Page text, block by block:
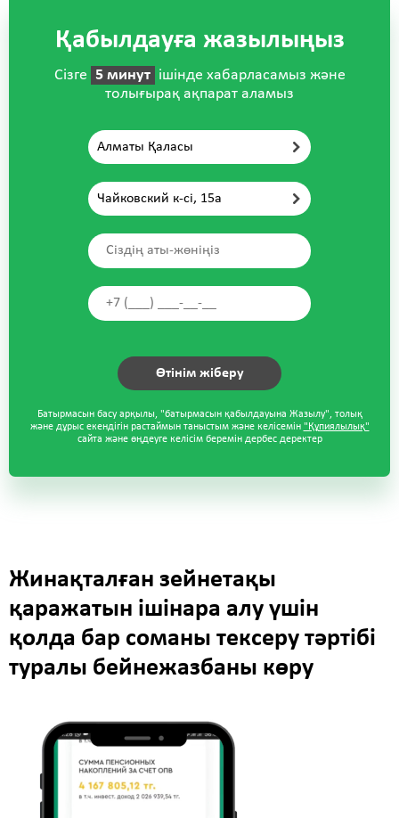
Қабылдауға жазылыңыз
Сізге 5 минут ішінде хабарласамыз және
толығырақ ақпарат аламыз
Алматы Қаласы
Чайковский к-сі, 15а
Батырмасын басу арқылы, "батырмасын қабылдауына Жазылу", толық
және дұрыс екендігін растаймын таныстым және келісемін "Құпиялылық"
сайта және өңдеуге келісім беремін дербес деректер
Жинақталған зейнетақы
қаражатын ішінара алу үшін
қолда бар соманы тексеру тәртібі
туралы бейнежазбаны көру